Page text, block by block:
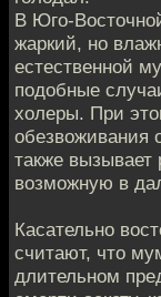
В Юго-
жаркий, но
естественной
подобные
холеры. При
обезвоживания
также вызывает
возможную в
Касательно
считают, что
длительном